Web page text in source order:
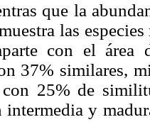
que la
las
con el área
37% similares,
con 25% de
intermedia y